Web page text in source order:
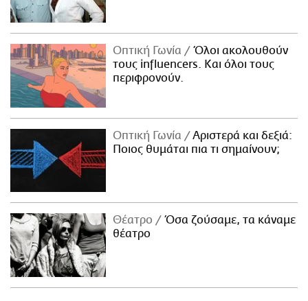
Οπτική Γωνία
Όλοι ακολουθούν
τους influencers. Και όλοι τους
περιφρονούν.
Οπτική Γωνία
Αριστερά και δεξιά:
Ποιος θυμάται πια τι σημαίνουν;
Θέατρο
Όσα ζούσαμε, τα κάναμε
θέατρο